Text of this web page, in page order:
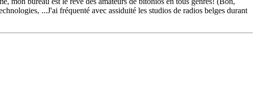
...J'ai fréquenté avec assiduité les studios de radios belges durant